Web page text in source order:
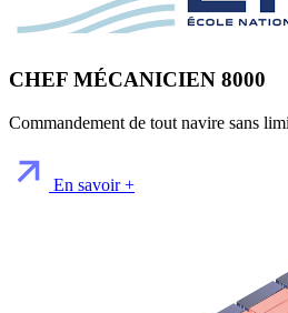
CHEF MÉCANICIEN 8000
Commandement de tout navire sans
En savoir +